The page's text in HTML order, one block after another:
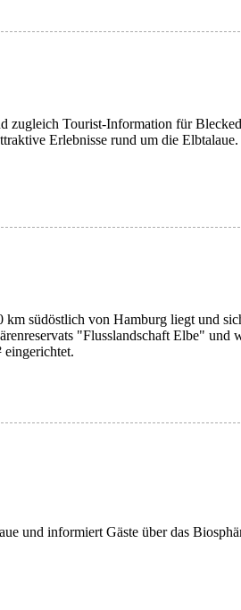
zugleich Tourist-Information für
Erlebnisse rund um die
südöstlich von Hamburg liegt und
"Flusslandschaft Elbe" und
eingerichtet.
und informiert Gäste über das